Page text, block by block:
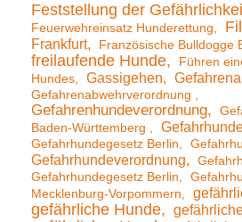
Feststellung der
Feuerwehreinsatz Hunderettung
Frankfurt Französische Bulldogge
freilaufende Hunde
Führen
Hundes
Gassigehen
Gefahrenabwehrverordnung
Gefahrenhundeverordnung
Baden-Württemberg
Gefahrhundegesetz Berlin
Gefahrhundeverordnung
Gefahrhundegesetz Berlin
Mecklenburg-Vorpommern
gefährliche Hunde